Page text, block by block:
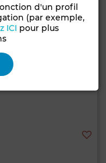
d'un profil
(par exemple,
ICI pour plus